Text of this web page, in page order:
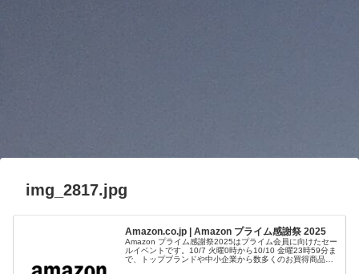
img_2817.jpg
Amazon.co.jp | Amazon プライム感謝祭 2025
Amazon プライム感謝祭2025はプライム会員に向けたセー
ルイベントです。10/7 火曜0時から10/10 金曜23時59分ま
で、トップブランドや中小企業から数多くのお買得商品が